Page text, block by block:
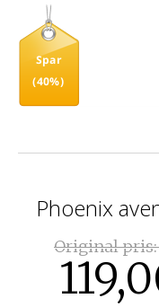
Spar
(40%)
Phoenix
Original